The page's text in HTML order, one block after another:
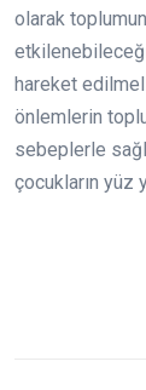
olarak
hareket
önlemlerin
sebeplerle
çocukların yüz